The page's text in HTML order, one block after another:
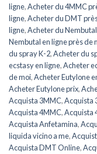
ligne,Acheter du 4MMC
ligne,Acheter du DMT
ligne,Acheter du Nembutal
Nembutal en ligne près de
du spray K-2,Acheter du
ecstasy en ligne,Acheter
de moi,Acheter Eutylone
Acheter Eutylone prix,
Acquista 3MMC,Acquista
Acquista 4MMC,Acquista
Acquista Anfetamina,
liquida vicino a me,
Acquista DMT Online,